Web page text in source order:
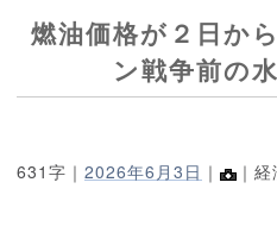
燃油価格が２日か
ン戦争前の
631字｜ 2026年6月3日 ｜ ｜経